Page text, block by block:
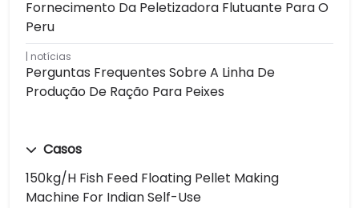
Fornecimento Da Peletizadora Flutuante Para O
Peru
notícias
Perguntas Frequentes Sobre A Linha De
Produção De Ração Para Peixes
Casos
150kg/h Fish Feed Floating Pellet Making
Machine For Indian Self-Use